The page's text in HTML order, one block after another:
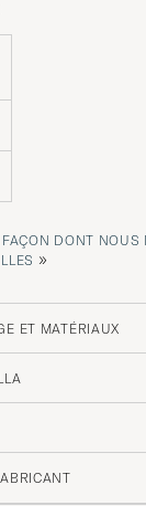
DONT NOUS
»
ET MATÉRIAUX